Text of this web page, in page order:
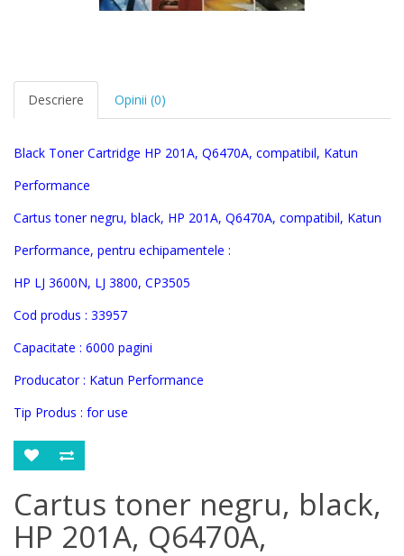
Descriere Opinii (0)
Black Toner Cartridge HP 201A, Q6470A, compatibil, Katun
Performance
Cartus toner negru, black, HP 201A, Q6470A, compatibil, Katun
Performance, pentru echipamentele :
HP LJ 3600N, LJ 3800, CP3505
Cod produs : 33957
Capacitate : 6000 pagini
Producator : Katun Performance
Tip Produs : for use
Cartus toner negru, black,
HP 201A, Q6470A,